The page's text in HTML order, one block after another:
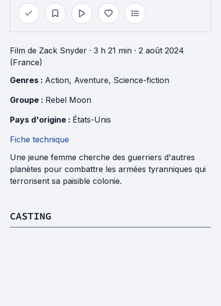
Film de Zack Snyder · 3 h 21 min · 2 août 2024
(France)
Genres : Action, Aventure, Science-fiction
Groupe : Rebel Moon
Pays d'origine : États-Unis
Fiche technique
Une jeune femme cherche des guerriers d'autres
planètes pour combattre les armées tyranniques qui
terrorisent sa paisible colonie.
CASTING